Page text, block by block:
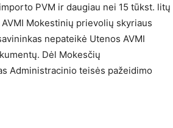
PVM ir daugiau nei 15 tūkst. litų
Mokestinių prievolių skyriaus
nepateikė Utenos AVMI
Dėl Mokesčių
Administracinio teisės pažeidimo